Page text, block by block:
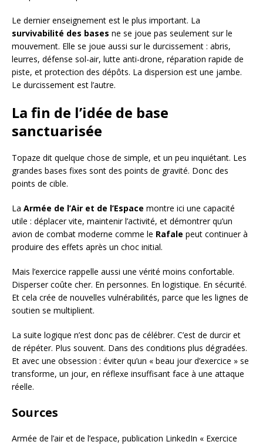
Le dernier enseignement est le plus important. La
survivabilité des bases ne se joue pas seulement sur le
mouvement. Elle se joue aussi sur le durcissement : abris,
leurres, défense sol-air, lutte anti-drone, réparation rapide de
piste, et protection des dépôts. La dispersion est une jambe.
Le durcissement est l’autre.
La fin de l’idée de base
sanctuarisée
Topaze dit quelque chose de simple, et un peu inquiétant. Les
grandes bases fixes sont des points de gravité. Donc des
points de cible.
La Armée de l’Air et de l’Espace montre ici une capacité
utile : déplacer vite, maintenir l’activité, et démontrer qu’un
avion de combat moderne comme le Rafale peut continuer à
produire des effets après un choc initial.
Mais l’exercice rappelle aussi une vérité moins confortable.
Disperser coûte cher. En personnes. En logistique. En sécurité.
Et cela crée de nouvelles vulnérabilités, parce que les lignes de
soutien se multiplient.
La suite logique n’est donc pas de célébrer. C’est de durcir et
de répéter. Plus souvent. Dans des conditions plus dégradées.
Et avec une obsession : éviter qu’un « beau jour d’exercice » se
transforme, un jour, en réflexe insuffisant face à une attaque
réelle.
Sources
Armée de l’air et de l’espace, publication LinkedIn « Exercice